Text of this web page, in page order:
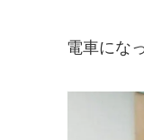
電車にな